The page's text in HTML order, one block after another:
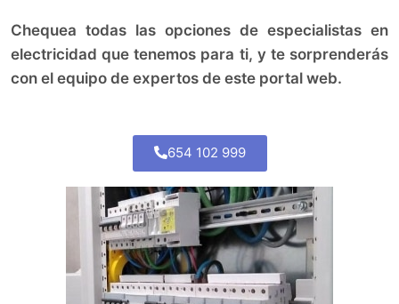
Chequea todas las opciones de especialistas en
electricidad que tenemos para ti, y te sorprenderás
con el equipo de expertos de este portal web.
654 102 999